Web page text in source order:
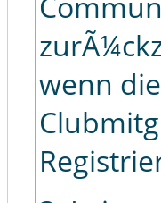
wenn